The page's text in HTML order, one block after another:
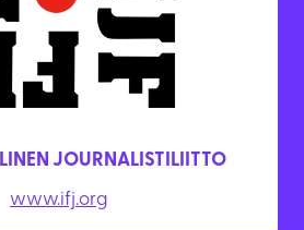
JOURNALISTILIITTO
www.ifj.org